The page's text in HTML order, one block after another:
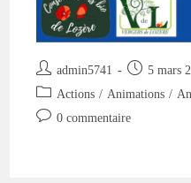
Auteur/autrice
de
la
publication :
admin5741
Publication
publiée :
5 mars
Post
category:
Actions / Animations /
Commentaires
0 commentaire